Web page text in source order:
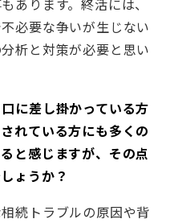
必要な争いが生じない
析と対策が必要と思い
に差し掛かっている方
れている方にも多くの
と感じますが、その点
ょうか？
続トラブルの原因や背